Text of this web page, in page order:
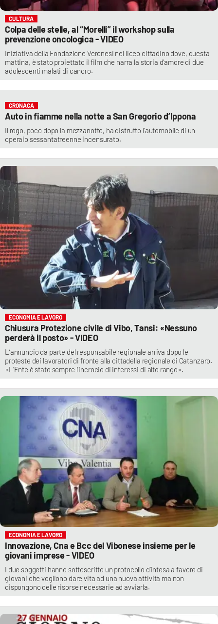
CULTURA
Colpa delle stelle, al “Morelli” il workshop sulla
prevenzione oncologica - VIDEO
Iniziativa della Fondazione Veronesi nel liceo cittadino dove, questa
mattina, è stato proiettato il film che narra la storia d’amore di due
adolescenti malati di cancro.
CRONACA
Auto in fiamme nella notte a San Gregorio d’Ippona
Il rogo, poco dopo la mezzanotte, ha distrutto l’automobile di un
operaio sessantatreenne incensurato.
ECONOMIA E LAVORO
Chiusura Protezione civile di Vibo, Tansi: «Nessuno
perderà il posto» - VIDEO
L’annuncio da parte del responsabile regionale arriva dopo le
proteste dei lavoratori di fronte alla cittadella regionale di Catanzaro.
«L’Ente è stato sempre l’incrocio di interessi di alto rango».
ECONOMIA E LAVORO
Innovazione, Cna e Bcc del Vibonese insieme per le
giovani imprese - VIDEO
I due soggetti hanno sottoscritto un protocollo d’intesa a favore di
giovani che vogliono dare vita ad una nuova attività ma non
dispongono delle risorse necessarie ad avviarla.